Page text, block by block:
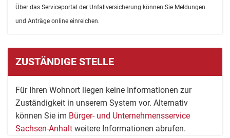
Über das Serviceportal der Unfallversicherung können Sie Meldungen
und Anträge online einreichen.
ZUSTÄNDIGE STELLE
Für Ihren Wohnort liegen keine Informationen zur
Zuständigkeit in unserem System vor. Alternativ
können Sie im Bürger- und Unternehmensservice
Sachsen-Anhalt weitere Informationen abrufen.